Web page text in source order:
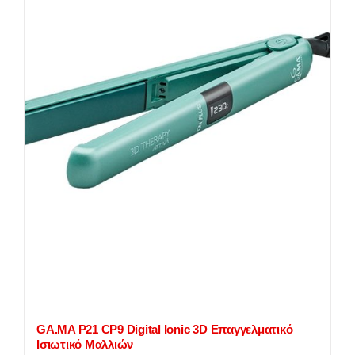
GA.MA P21 CP9 Digital Ionic 3D Επαγγελματικό
Ισιωτικό Μαλλιών